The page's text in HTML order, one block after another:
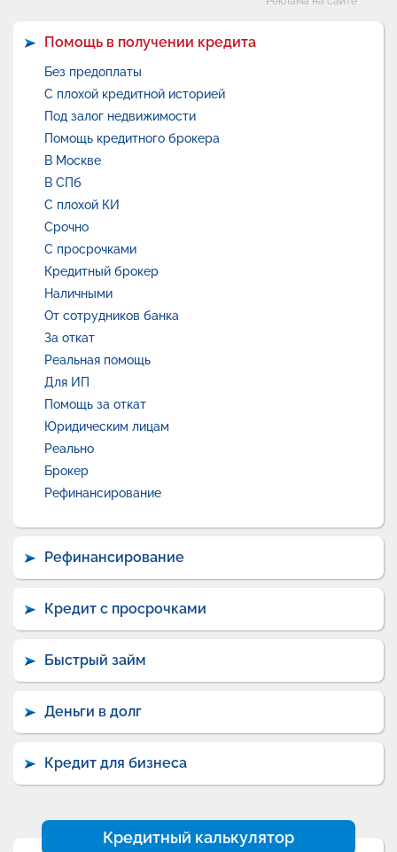
Помощь в получении кредита
Без предоплаты
С плохой кредитной историей
Под залог недвижимости
Помощь кредитного брокера
В Москве
В СПб
С плохой КИ
Срочно
С просрочками
Кредитный брокер
Наличными
От сотрудников банка
За откат
Реальная помощь
Для ИП
Помощь за откат
Юридическим лицам
Реально
Брокер
Рефинансирование
Рефинансирование
Кредит с просрочками
Быстрый займ
Деньги в долг
Кредит для бизнеса
Кредитный калькулятор